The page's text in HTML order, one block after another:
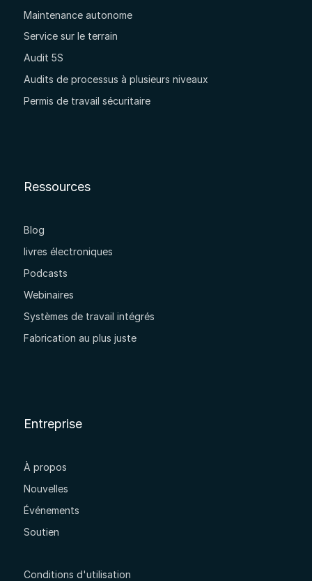
Maintenance autonome
Service sur le terrain
Audit 5S
Audits de processus à plusieurs niveaux
Permis de travail sécuritaire
Ressources
Blog
livres électroniques
Podcasts
Webinaires
Systèmes de travail intégrés
Fabrication au plus juste
Entreprise
À propos
Nouvelles
Événements
Soutien
Conditions d'utilisation